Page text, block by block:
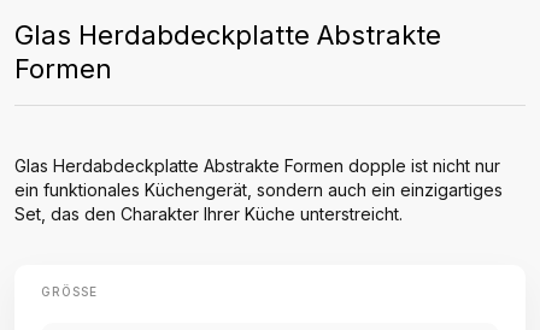
Glas Herdabdeckplatte Abstrakte
Formen
Glas Herdabdeckplatte Abstrakte Formen dopple ist nicht nur
ein funktionales Küchengerät, sondern auch ein einzigartiges
Set, das den Charakter Ihrer Küche unterstreicht.
GRÖSSE